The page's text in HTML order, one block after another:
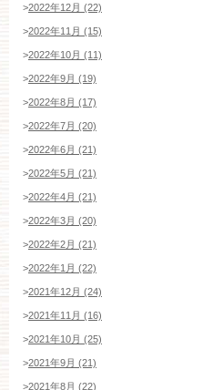
>2022年12月 (22)
>2022年11月 (15)
>2022年10月 (11)
>2022年9月 (19)
>2022年8月 (17)
>2022年7月 (20)
>2022年6月 (21)
>2022年5月 (21)
>2022年4月 (21)
>2022年3月 (20)
>2022年2月 (21)
>2022年1月 (22)
>2021年12月 (24)
>2021年11月 (16)
>2021年10月 (25)
>2021年9月 (21)
>2021年8月 (22)